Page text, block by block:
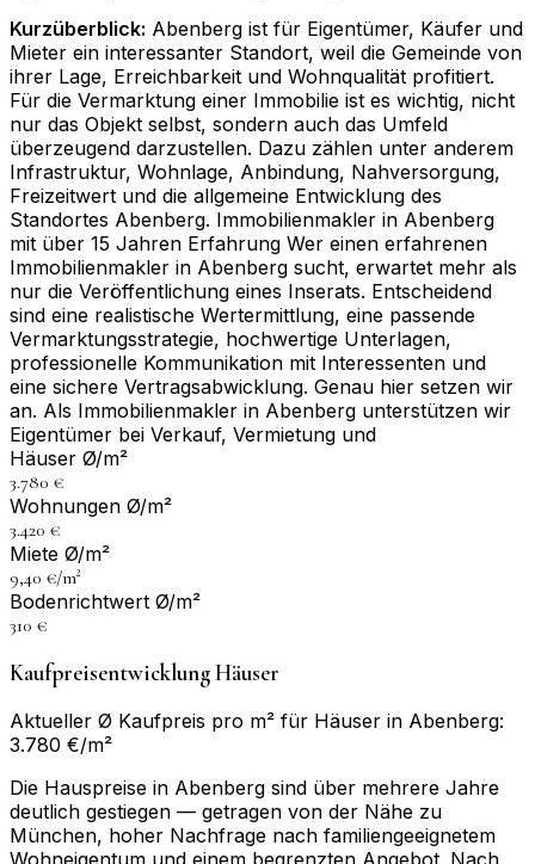
Kurzüberblick: Abenberg ist für Eigentümer, Käufer und
Mieter ein interessanter Standort, weil die Gemeinde von
ihrer Lage, Erreichbarkeit und Wohnqualität profitiert.
Für die Vermarktung einer Immobilie ist es wichtig, nicht
nur das Objekt selbst, sondern auch das Umfeld
überzeugend darzustellen. Dazu zählen unter anderem
Infrastruktur, Wohnlage, Anbindung, Nahversorgung,
Freizeitwert und die allgemeine Entwicklung des
Standortes Abenberg. Immobilienmakler in Abenberg
mit über 15 Jahren Erfahrung Wer einen erfahrenen
Immobilienmakler in Abenberg sucht, erwartet mehr als
nur die Veröffentlichung eines Inserats. Entscheidend
sind eine realistische Wertermittlung, eine passende
Vermarktungsstrategie, hochwertige Unterlagen,
professionelle Kommunikation mit Interessenten und
eine sichere Vertragsabwicklung. Genau hier setzen wir
an. Als Immobilienmakler in Abenberg unterstützen wir
Eigentümer bei Verkauf, Vermietung und
Häuser Ø/m²
3.780 €
Wohnungen Ø/m²
3.420 €
Miete Ø/m²
9,40 €/m²
Bodenrichtwert Ø/m²
310 €
Kaufpreisentwicklung Häuser
Aktueller Ø Kaufpreis pro m² für Häuser in Abenberg:
3.780 €/m²
Die Hauspreise in Abenberg sind über mehrere Jahre
deutlich gestiegen — getragen von der Nähe zu
München, hoher Nachfrage nach familiengeeignetem
Wohneigentum und einem begrenzten Angebot. Nach